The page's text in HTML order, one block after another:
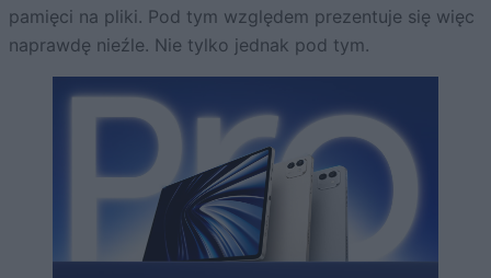
pamięci na pliki. Pod tym względem prezentuje się więc
naprawdę nieźle. Nie tylko jednak pod tym.